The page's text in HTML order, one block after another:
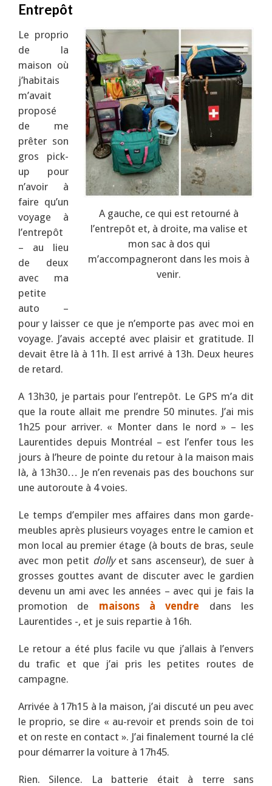
Entrepôt
A gauche, ce qui est retourné à
l’entrepôt et, à droite, ma valise et
mon sac à dos qui
m’accompagneront dans les mois à
venir.
Le proprio
de la
maison où
j’habitais
m’avait
proposé
de me
prêter son
gros pick-
up pour
n’avoir à
faire qu’un
voyage à
l’entrepôt
– au lieu
de deux
avec ma
petite
auto –
pour y laisser ce que je n’emporte pas avec moi en
voyage. J’avais accepté avec plaisir et gratitude. Il
devait être là à 11h. Il est arrivé à 13h. Deux heures
de retard.
A 13h30, je partais pour l’entrepôt. Le GPS m’a dit
que la route allait me prendre 50 minutes. J’ai mis
1h25 pour arriver. « Monter dans le nord » – les
Laurentides depuis Montréal – est l’enfer tous les
jours à l’heure de pointe du retour à la maison mais
là, à 13h30… Je n’en revenais pas des bouchons sur
une autoroute à 4 voies.
Le temps d’empiler mes affaires dans mon garde-
meubles après plusieurs voyages entre le camion et
mon local au premier étage (à bouts de bras, seule
avec mon petit dolly et sans ascenseur), de suer à
grosses gouttes avant de discuter avec le gardien
devenu un ami avec les années – avec qui je fais la
promotion de maisons à vendre dans les
Laurentides -, et je suis repartie à 16h.
Le retour a été plus facile vu que j’allais à l’envers
du trafic et que j’ai pris les petites routes de
campagne.
Arrivée à 17h15 à la maison, j’ai discuté un peu avec
le proprio, se dire « au-revoir et prends soin de toi
et on reste en contact ». J’ai finalement tourné la clé
pour démarrer la voiture à 17h45.
Rien. Silence. La batterie était à terre sans